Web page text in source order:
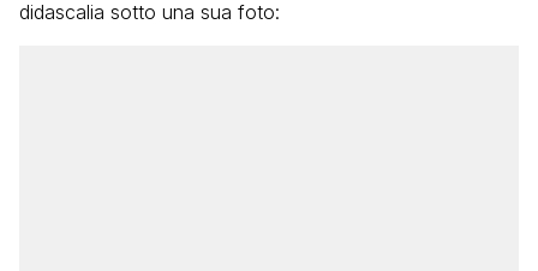
didascalia sotto una sua foto: